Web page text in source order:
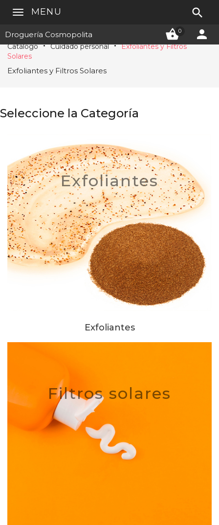
Droguería Cosmopolita 0 
MENU 
Catálogo Cuidado personal
Exfoliantes y Filtros
Solares
Exfoliantes y Filtros Solares
Seleccione la Categoría
Exfoliantes
Exfoliantes
Filtros solares